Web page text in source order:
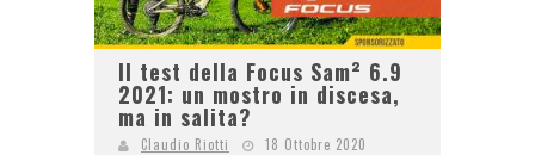
Il test della Focus Sam² 6.9
2021: un mostro in discesa,
ma in salita?
Claudio Riotti
18 Ottobre 2020